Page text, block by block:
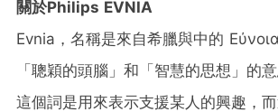
關於Philips EVNIA
Evnia，名稱是來自希臘與中的
「聰穎的頭腦」和「智慧的思想」的
這個詞是用來表示支援某人的興趣，